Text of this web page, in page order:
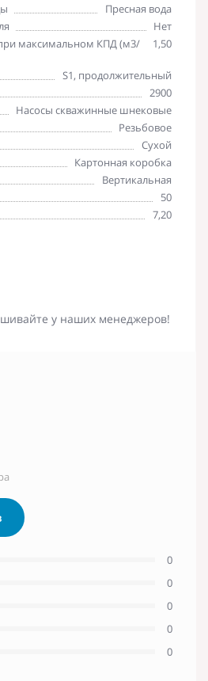
Пресная вода
Нет
максимальном КПД (м3/
1,50
S1, продолжительный
2900
Насосы скважинные шнековые
Резьбовое
Сухой
Картонная коробка
Вертикальная
50
7,20
у наших менеджеров!
0
0
0
0
0